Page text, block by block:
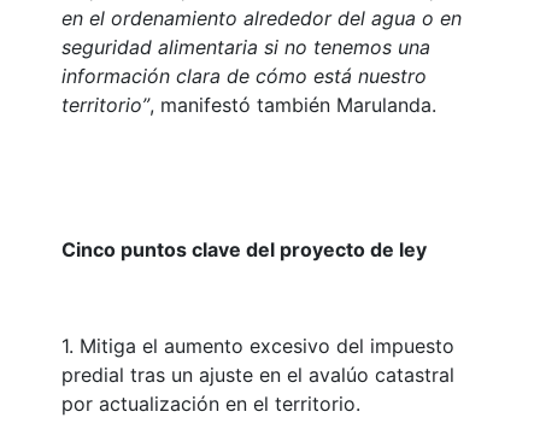
en el ordenamiento alrededor del agua o en
seguridad alimentaria si no tenemos una
información clara de cómo está nuestro
territorio”, manifestó también Marulanda.
Cinco puntos clave del proyecto de ley
1. Mitiga el aumento excesivo del impuesto
predial tras un ajuste en el avalúo catastral
por actualización en el territorio.